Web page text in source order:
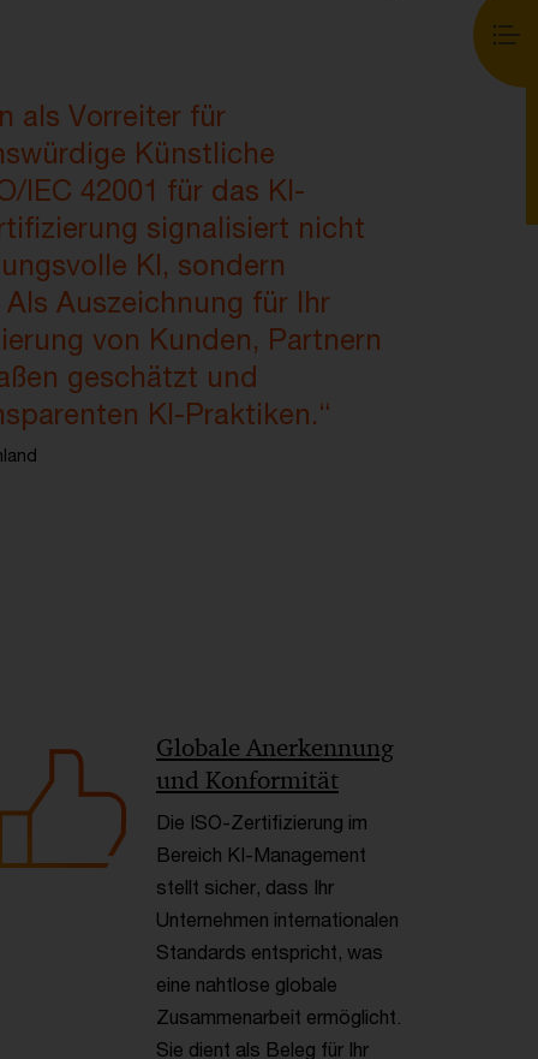
als Vorreiter für
Künstliche
IEC 42001 für das KI-
signalisiert nicht
KI, sondern
Auszeichnung für Ihr
von Kunden, Partnern
geschätzt und
KI-Praktiken.“
Globale Anerkennung
und Konformität
Die ISO-Zertifizierung im
Bereich KI-Management
stellt sicher, dass Ihr
Unternehmen internationalen
Standards entspricht, was
eine nahtlose globale
Zusammenarbeit ermöglicht.
Sie dient als Beleg für Ihr